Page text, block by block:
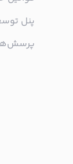
پنل